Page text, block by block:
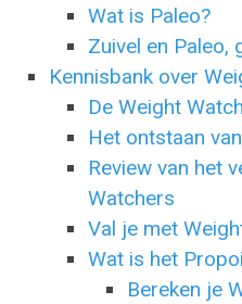
Wat is Paleo?
Zuivel en Paleo,
Kennisbank over
De Weight
Het ontstaan
Review van het
Watchers
Val je met
Wat is het
Bereken je